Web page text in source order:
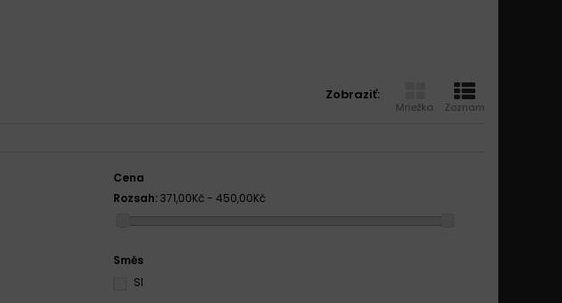
Zobraziť:
Mriežka Zoznam
Cena
Rozsah:371,00Kč - 450,00Kč
Směs
SI